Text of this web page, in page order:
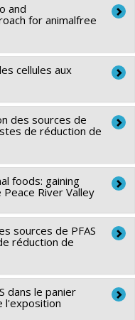
en sciences
Alliance -
and
for animalfree
en sciences
de
ou de groupe
cellules aux
du Québec -
de chercheur-boursier :
des sources de
de réduction de
l'Agriculture, des
bioalimentaire 2023-
développement
foods: gaining
River Valley
en santé du
sources de PFAS
réduction de
l'Agriculture, des
dans le panier
l'exposition